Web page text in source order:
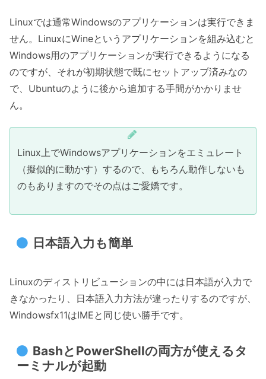
Linuxでは通常Windowsのアプリケーションは実行できま
せん。LinuxにWineというアプリケーションを組み込むと
Windows用のアプリケーションが実行できるようになる
のですが、それが初期状態で既にセットアップ済みなの
で、Ubuntuのように後から追加する手間がかかりませ
ん。
Linux上でWindowsアプリケーションをエミュレート
（擬似的に動かす）するので、もちろん動作しないも
のもありますのでその点はご愛嬌です。
日本語入力も簡単
Linuxのディストリビューションの中には日本語が入力で
きなかったり、日本語入力方法が違ったりするのですが、
Windowsfx11はIMEと同じ使い勝手です。
BashとPowerShellの両方が使えるタ
ーミナルが起動